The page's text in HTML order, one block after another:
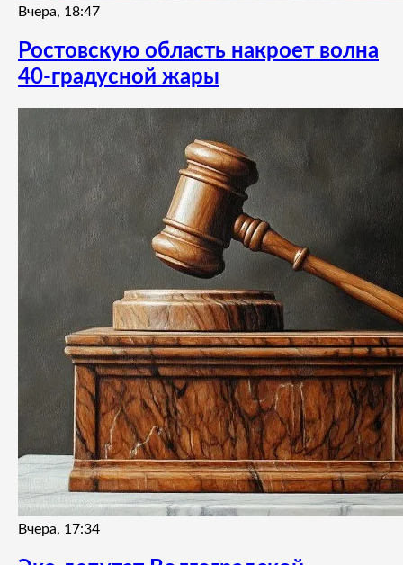
Вчера, 18:47
Ростовскую область накроет волна
40-градусной жары
Вчера, 17:34